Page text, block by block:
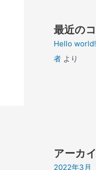
最近の
Hello world!
者 より
アーカ
2022年3月